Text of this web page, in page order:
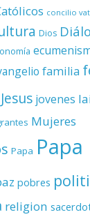
concilio
Dios
familia
Jesus jovenes
Mujeres
Papa Papa
pobres
religion